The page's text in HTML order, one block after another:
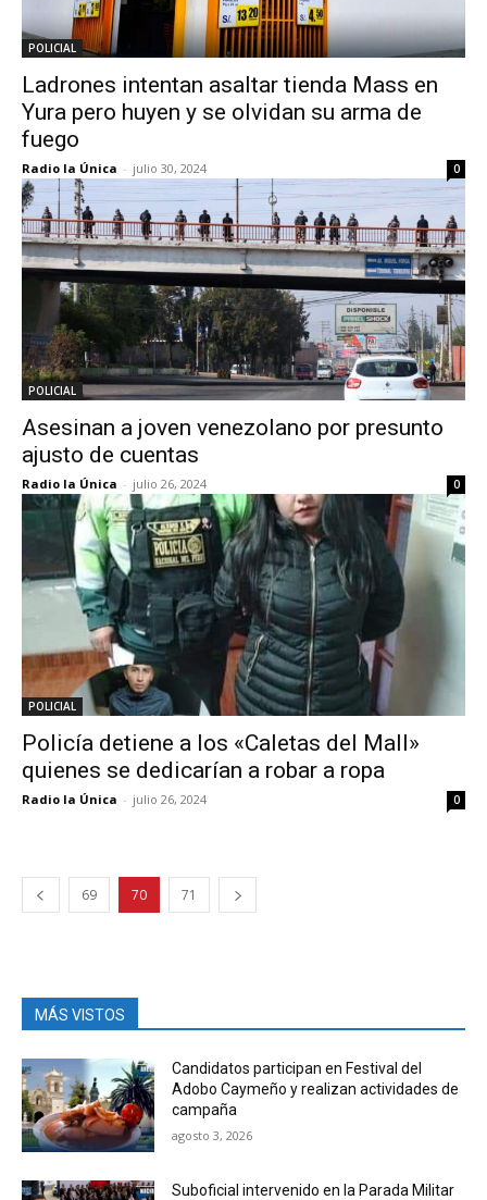
POLICIAL
Ladrones intentan asaltar tienda Mass en
Yura pero huyen y se olvidan su arma de
fuego
Radio la Única - julio 30, 2024 0
POLICIAL
Asesinan a joven venezolano por presunto
ajusto de cuentas
Radio la Única - julio 26, 2024 0
POLICIAL
Policía detiene a los «Caletas del Mall»
quienes se dedicarían a robar a ropa
Radio la Única - julio 26, 2024 0
69 70 71
MÁS VISTOS
Candidatos participan en Festival del
Adobo Caymeño y realizan actividades de
campaña
agosto 3, 2026
Suboficial intervenido en la Parada Militar